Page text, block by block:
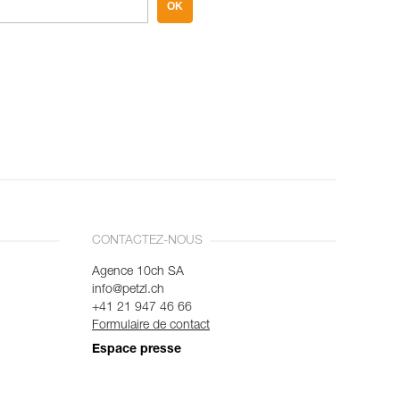
OK
CONTACTEZ-NOUS
Agence 10ch SA
info@petzl.ch
+41 21 947 46 66
Formulaire de contact
Espace presse